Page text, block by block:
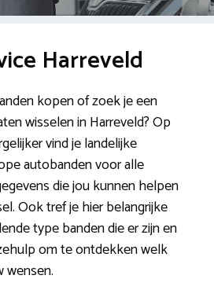
Harreveld
kopen of zoek je een
wisselen in Harreveld? Op
vind je landelijke
autobanden voor alle
die jou kunnen helpen
Ook tref je hier belangrijke
type banden die er zijn en
om te ontdekken welk
wensen.